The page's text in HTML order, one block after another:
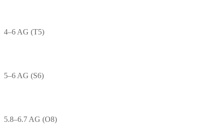
4–6 AG (T5)
5–6 AG (S6)
5.8–6.7 AG (O8)